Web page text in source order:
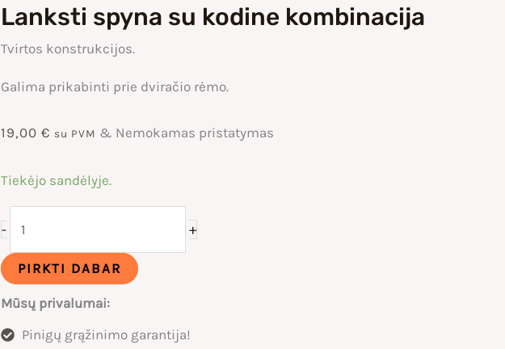
Lanksti spyna su kodine kombinacija
Tvirtos konstrukcijos.
Galima prikabinti prie dviračio rėmo.
19,00 € su PVM & Nemokamas pristatymas
Tiekėjo sandėlyje.
-
Lanksti
kodine
+
PIRKTI DABAR
Mūsų privalumai:
Pinigų grąžinimo garantija!